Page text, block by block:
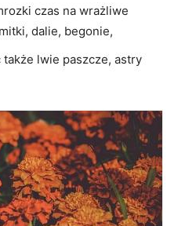
czas na wrażliwe
dalie, begonie,
lwie paszcze, astry